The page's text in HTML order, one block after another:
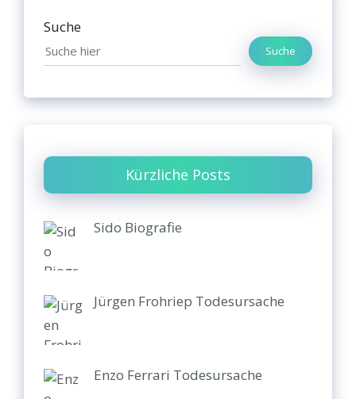
Suche
Suche
Kürzliche Posts
Sido Biografie
Jürgen Frohriep Todesursache
Enzo Ferrari Todesursache